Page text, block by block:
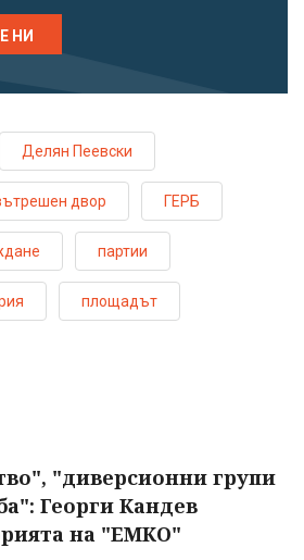
НИ
Делян Пеевски
двор ГЕРБ
партии
площадът
"диверсионни групи
Георги Кандев
на "ЕМКО"